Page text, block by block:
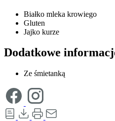
Białko mleka krowiego
Gluten
Jajko kurze
Dodatkowe
Ze śmietanką